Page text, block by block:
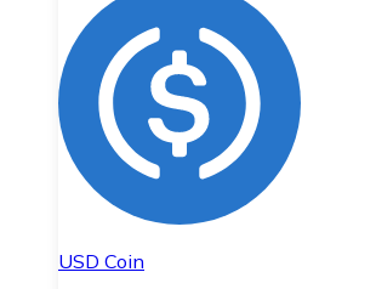
USD Coin